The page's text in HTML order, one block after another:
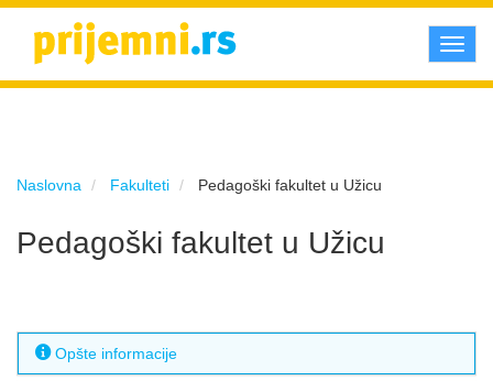
Naslovna Fakulteti Pedagoški fakultet u Užicu
Pedagoški fakultet u Užicu
Opšte informacije